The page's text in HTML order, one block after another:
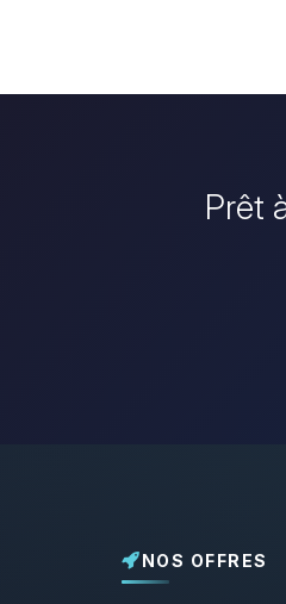
Prêt
NOS OFFRES